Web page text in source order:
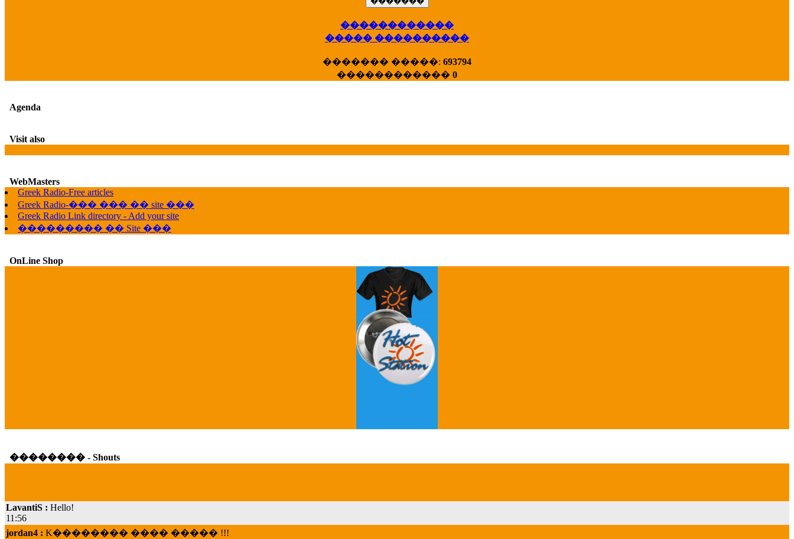
X�����
����� HotStat
Grey's Anatomy
������������
����� ����������
������� �����: 693794
������������ 0
Agenda
Visit also
WebMasters
Greek Radio-Free articles
Greek Radio-��� ��� �� site ���
Greek Radio Link directory - Add your site
��������� �� Site ���
OnLine Shop
�������� - Shouts
LavantiS :Hello!
11:56
jordan4 :K�������� ���� ����� !!!
19:45